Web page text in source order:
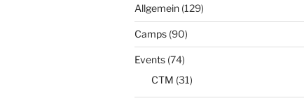
Allgemein(129)
Camps(90)
Events(74)
CTM (31)